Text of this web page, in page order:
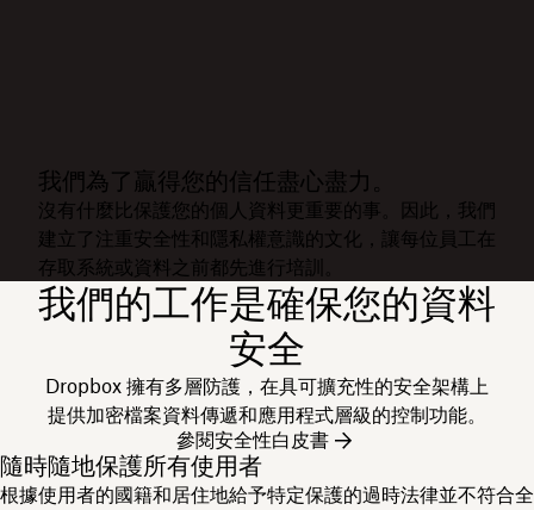
我們為了贏得您的信任盡心盡力。
沒有什麼比保護您的個人資料更重要的事。因此，我們
建立了注重安全性和隱私權意識的文化，讓每位員工在
存取系統或資料之前都先進行培訓。
我們的工作是確保您的資料
安全
Dropbox 擁有多層防護，在具可擴充性的安全架構上
提供加密檔案資料傳遞和應用程式層級的控制功能。
參閱安全性白皮書
隨時隨地保護所有使用者
根據使用者的國籍和居住地給予特定保護的過時法律並不符合全